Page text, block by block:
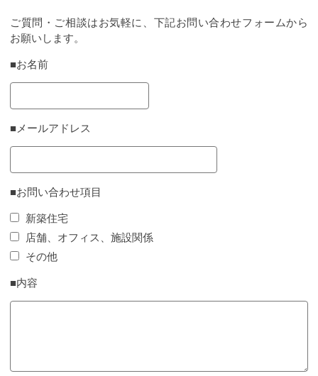
ご質問・ご相談はお気軽に、下記お問い合わせフォームから
お願いします。
■お名前
■メールアドレス
■お問い合わせ項目
新築住宅
店舗、オフィス、施設関係
その他
■内容